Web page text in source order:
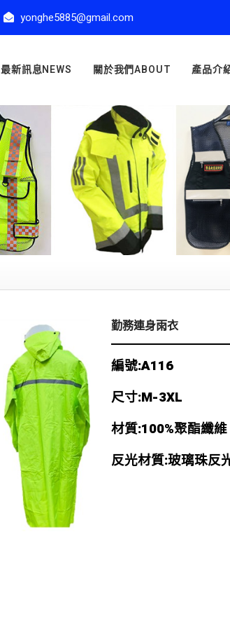
yonghe5885@gmail.com
最新訊息NEWS 關於我們ABOUT 產品介
勤務連身雨衣
編號:A116
尺寸:M-3XL
材質:100%聚酯纖維
反光材質:玻璃珠反